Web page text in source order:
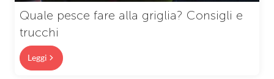
Quale pesce fare alla griglia? Consigli e
trucchi
Leggi